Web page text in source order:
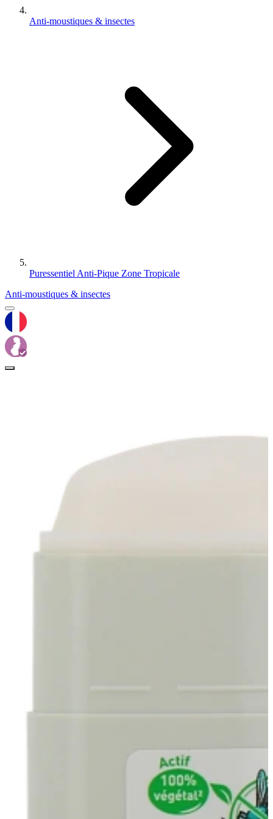
Anti-moustiques & insectes
Puressentiel Anti-Pique Zone Tropicale
Anti-moustiques & insectes